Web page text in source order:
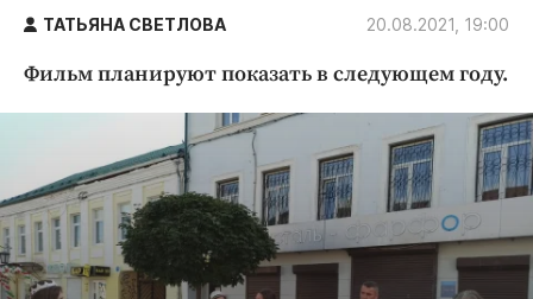
Народные новости
Благоустройство
Культура
Недвижимость и ЖКХ
Образование
Общество
ТАТЬЯНА СВЕТЛОВА 20.08.2021, 19:00
Фильм планируют показать в следующем году.